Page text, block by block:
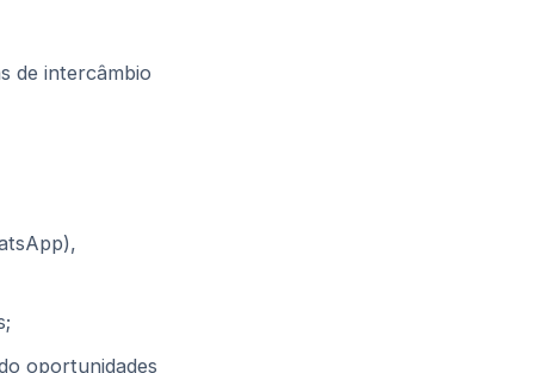
de intercâmbio
oportunidades